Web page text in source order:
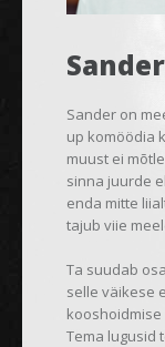
Sander on
up komöödia
muust ei
sinna juurde
enda mitte
tajub viie
Ta suudab
selle väikese
Tema lugusid